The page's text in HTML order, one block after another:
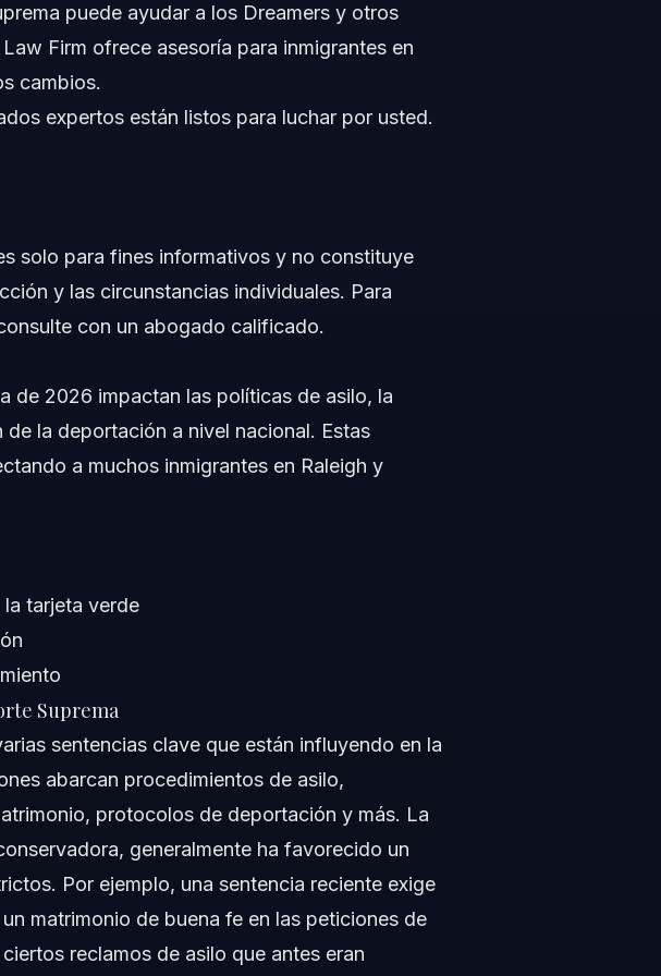
nacimiento?
de la Corte Suprema?
cónyuges?
de la Corte Suprema?
puede ayudar a los Dreamers y otros
Firm ofrece asesoría para inmigrantes en
cambios.
expertos están listos para luchar por usted.
solo para fines informativos y no constituye
y las circunstancias individuales. Para
con un abogado calificado.
de 2026 impactan las políticas de asilo, la
la deportación a nivel nacional. Estas
a muchos inmigrantes en Raleigh y
tarjeta verde
Suprema
sentencias clave que están influyendo en la
abarcan procedimientos de asilo,
protocolos de deportación y más. La
generalmente ha favorecido un
Por ejemplo, una sentencia reciente exige
matrimonio de buena fe en las peticiones de
reclamos de asilo que antes eran